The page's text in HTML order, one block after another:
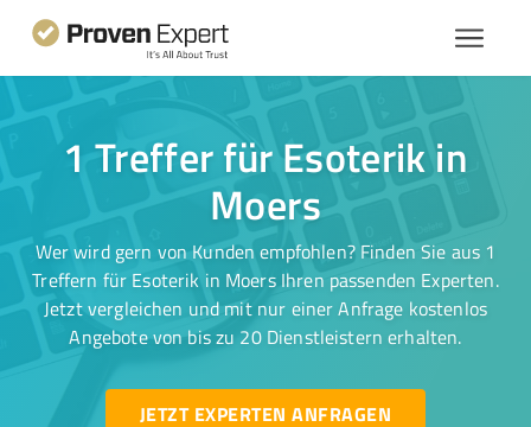
1 Treffer für Esoterik in
Moers
Wer wird gern von Kunden empfohlen? Finden Sie aus 1
Treffern für Esoterik in Moers Ihren passenden Experten.
Jetzt vergleichen und mit nur einer Anfrage kostenlos
Angebote von bis zu 20 Dienstleistern erhalten.
JETZT EXPERTEN ANFRAGEN